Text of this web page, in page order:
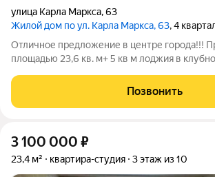
улица Карла Маркса,63
Жилой дом по ул. Карла Маркса, 63, 4
Отличное предложение в центре города!!!
площадью 23,6 кв. м+ 5 кв м лоджия в
обеспечивает исключительную
шаговой доступности
Позвонить
3 100 000 ₽
23,4 м² квартира-студия 3 этаж из 10